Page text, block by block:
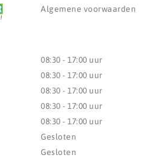
Algemene voorwaarden
08:30 - 17:00 uur
08:30 - 17:00 uur
08:30 - 17:00 uur
08:30 - 17:00 uur
08:30 - 17:00 uur
Gesloten
Gesloten